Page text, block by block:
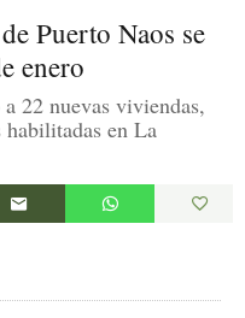
Puerto Naos se
enero
22 nuevas viviendas,
habilitadas en La